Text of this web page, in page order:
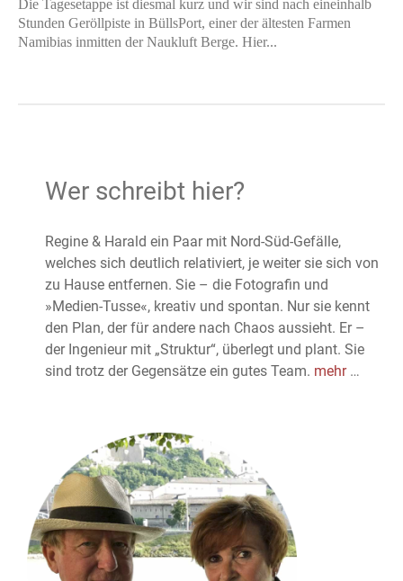
Die Tagesetappe ist diesmal kurz und wir sind nach eineinhalb
Stunden Geröllpiste in BüllsPort, einer der ältesten Farmen
Namibias inmitten der Naukluft Berge. Hier...
Wer schreibt hier?
Regine & Harald ein Paar mit Nord-Süd-Gefälle,
welches sich deutlich relativiert, je weiter sie sich von
zu Hause entfernen. Sie – die Fotografin und
»Medien-Tusse«, kreativ und spontan. Nur sie kennt
den Plan, der für andere nach Chaos aussieht. Er –
der Ingenieur mit „Struktur“, überlegt und plant. Sie
sind trotz der Gegensätze ein gutes Team. mehr …